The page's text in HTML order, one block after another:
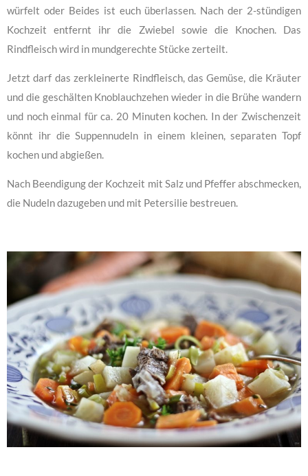
würfelt oder Beides ist euch überlassen. Nach der 2-stündigen
Kochzeit entfernt ihr die Zwiebel sowie die Knochen. Das
Rindfleisch wird in mundgerechte Stücke zerteilt.
Jetzt darf das zerkleinerte Rindfleisch, das Gemüse, die Kräuter
und die geschälten Knoblauchzehen wieder in die Brühe wandern
und noch einmal für ca. 20 Minuten kochen. In der Zwischenzeit
könnt ihr die Suppennudeln in einem kleinen, separaten Topf
kochen und abgießen.
Nach Beendigung der Kochzeit mit Salz und Pfeffer abschmecken,
die Nudeln dazugeben und mit Petersilie bestreuen.